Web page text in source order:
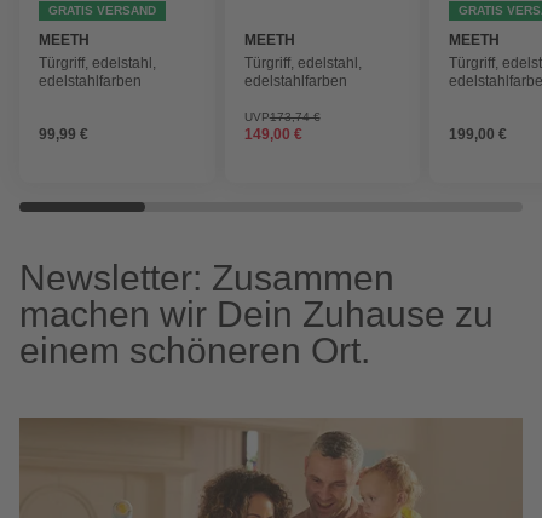
GRATIS VERSAND
MEETH
Türgriff, edelstahl,
edelstahlfarben
99,99 €
MEETH
Türgriff, edelstahl,
edelstahlfarben
UVP173,74 €
149,00 €
GRATIS
MEETH
Türgriff,
199,00 €
Newsletter: Zusammen
machen wir Dein Zuhause zu
einem schöneren Ort.